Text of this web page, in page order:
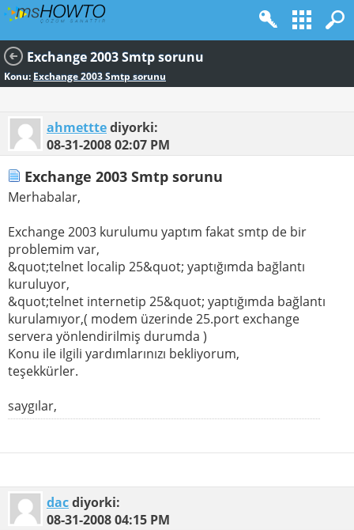
Exchange 2003 Smtp sorunu
Konu: Exchange 2003 Smtp sorunu
ahmetttediyorki:
08-31-200802:07 PM
Exchange 2003 Smtp sorunu
Merhabalar,
Exchange 2003 kurulumu yaptım fakat smtp de bir
problemim var,
&quot;telnet localip 25&quot; yaptığımda bağlantı
kuruluyor,
&quot;telnet internetip 25&quot; yaptığımda bağlantı
kurulamıyor,( modem üzerinde 25.port exchange
servera yönlendirilmiş durumda )
Konu ile ilgili yardımlarınızı bekliyorum,
teşekkürler.
saygılar,
dacdiyorki:
08-31-200804:15 PM